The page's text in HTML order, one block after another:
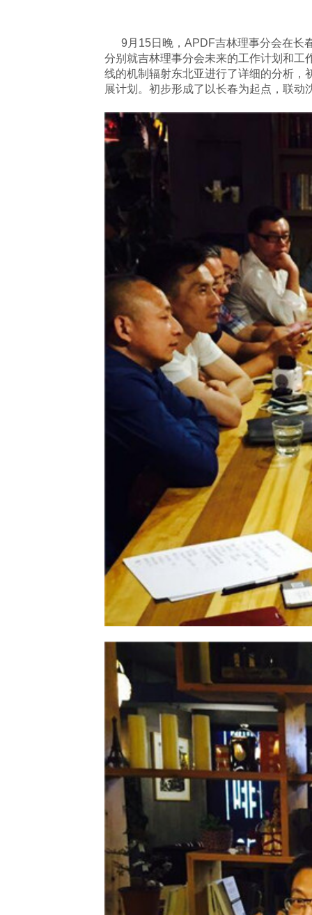
9月15日晚，APDF吉林理事分会在长
分别就吉林理事分会未来的工作计划和
线的机制辐射东北亚进行了详细的分析，
展计划。 初步形成了以长春为起点，联动